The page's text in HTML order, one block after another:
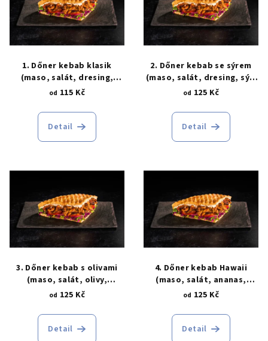
d
p
1. Dőner kebab klasik
(maso, salát, dresing,
chléb)
od 115 Kč
Detail
2. Dőner kebab se sýrem
(maso, salát, dresing, sýr,
chléb)
od 125 Kč
Detail
3. Dőner kebab s olivami
(maso, salát, olivy,
dresing, chléb)
od 125 Kč
Detail
4. Dőner kebab Hawaii
(maso, salát, ananas,
dresing, chléb)
od 125 Kč
Detail